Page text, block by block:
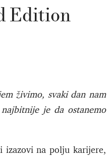
Edition
živimo, svaki dan nam
je da ostanemo
na polju karijere,